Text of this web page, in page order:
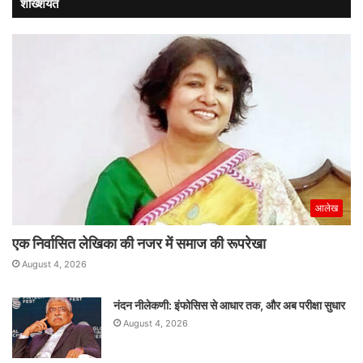
शख्शियत
आलेख
एक निर्वासित लेखिका की नजर में समाज की रूपरेखा
August 4, 2026
नंदन नीलेकणी: इंफोसिस से आधार तक, और अब परीक्षा सुधार
August 4, 2026